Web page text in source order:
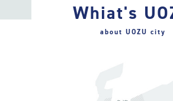
Whiat's
about UOZU city